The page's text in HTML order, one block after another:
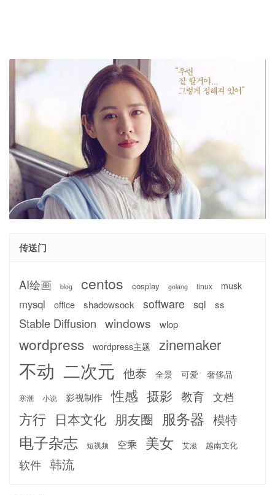
传送门
AI绘画 blog centos cosplay golang linux musk
mysql office shadowsock software sql ss
Stable Diffusion windows wlop
wordpress wordpress主题 zinemaker
不动 二次元 他泰 全景 可爱 奢侈品
寒潮 小说 影视制作 性感 摄影 教育 文档
方行 日本文化 朋友圈 服务器 模特
电子杂志 短视频 空乘 美女 艾滋 越南文化
软件 韩流